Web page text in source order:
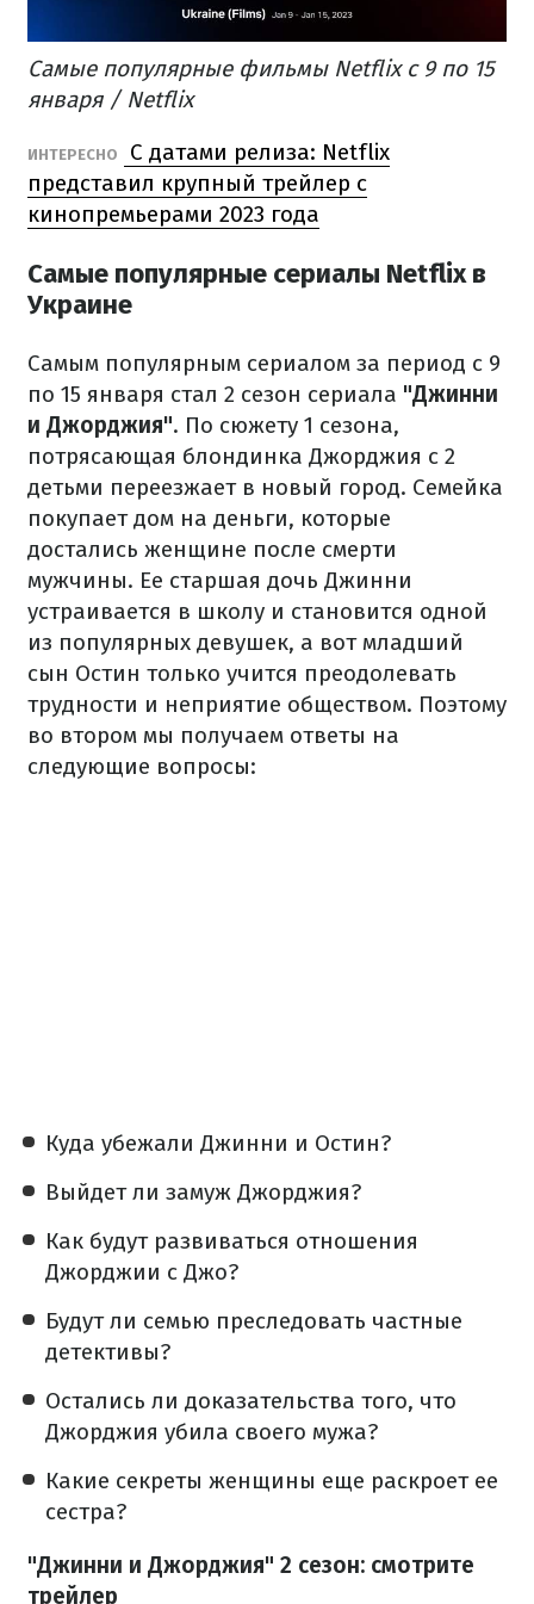
Самые популярные фильмы Netflix с 9 по 15
января / Netflix
ИНТЕРЕСНО
С датами релиза: Netflix
представил крупный трейлер с
кинопремьерами 2023 года
Самые популярные сериалы Netflix в
Украине
Самым популярным сериалом за период с 9
по 15 января стал 2 сезон сериала "Джинни
и Джорджия". По сюжету 1 сезона,
потрясающая блондинка Джорджия с 2
детьми переезжает в новый город. Семейка
покупает дом на деньги, которые
достались женщине после смерти
мужчины. Ее старшая дочь Джинни
устраивается в школу и становится одной
из популярных девушек, а вот младший
сын Остин только учится преодолевать
трудности и неприятие обществом. Поэтому
во втором мы получаем ответы на
следующие вопросы:
Куда убежали Джинни и Остин?
Выйдет ли замуж Джорджия?
Как будут развиваться отношения
Джорджии с Джо?
Будут ли семью преследовать частные
детективы?
Остались ли доказательства того, что
Джорджия убила своего мужа?
Какие секреты женщины еще раскроет ее
сестра?
"Джинни и Джорджия" 2 сезон: смотрите
трейлер